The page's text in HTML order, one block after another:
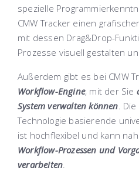
spezielle
CMW Tracker einen
mit dessen Drag&Drop-
Prozesse visuell gestalten
Außerdem gibt es bei CMW
Workflow-Engine, mit der Sie
System verwalten können.
Technologie basierende
ist hochflexibel und kann
Workflow-Prozessen und
verarbeiten.